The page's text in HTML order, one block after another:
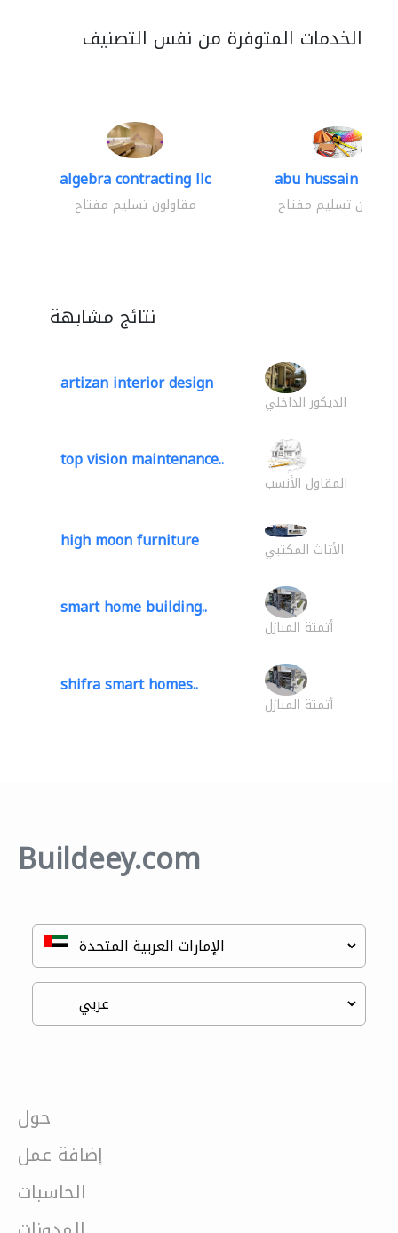
الخدمات المتوفرة من نفس التصنيف
algebra contracting llc
مقاولون تسليم مفتاح
abu hussain
تسليم مفتاح
نتائج مشابهة
artizan interior design
الديكور الداخلي
top vision maintenance..
المقاول الأنسب
high moon furniture الأثاث المكتبي
smart home building..
أتمتة المنازل
shifra smart homes..
أتمتة المنازل
Buildeey.com
حول
إضافة عمل
الحاسبات